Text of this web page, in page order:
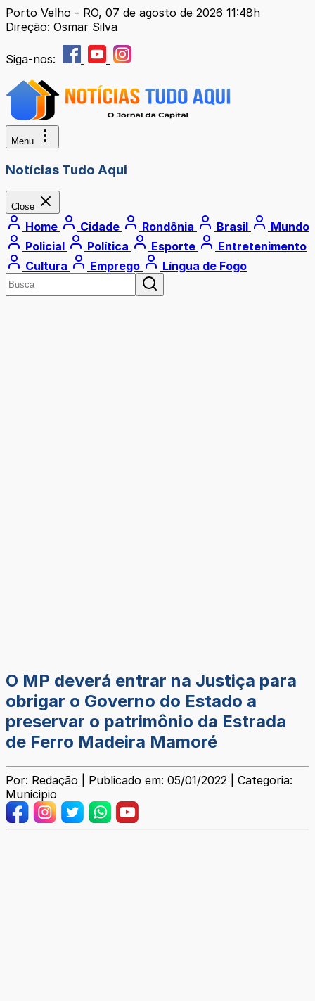
Porto Velho - RO, 07 de agosto de 2026 11:48h
Direção: Osmar Silva
Siga-nos:
Menu
Notícias Tudo Aqui
Close
Home Cidade Rondônia Brasil
Mundo
Policial
Política Esporte
Entretenimento
Cultura
Emprego Língua de Fogo
O MP deverá entrar na Justiça para
obrigar o Governo do Estado a
preservar o patrimônio da Estrada
de Ferro Madeira Mamoré
Por: Redação | Publicado em: 05/01/2022 | Categoria:
Municipio